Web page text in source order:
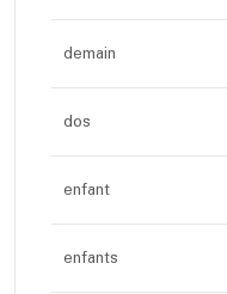
demain
dos
enfant
enfants